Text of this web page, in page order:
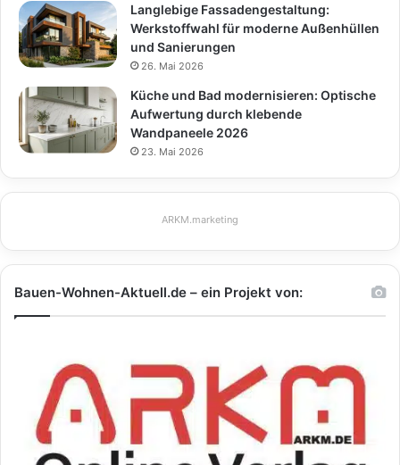
Langlebige Fassadengestaltung:
Werkstoffwahl für moderne Außenhüllen
und Sanierungen
26. Mai 2026
Küche und Bad modernisieren: Optische
Aufwertung durch klebende
Wandpaneele 2026
23. Mai 2026
ARKM.marketing
Bauen-Wohnen-Aktuell.de – ein Projekt von: